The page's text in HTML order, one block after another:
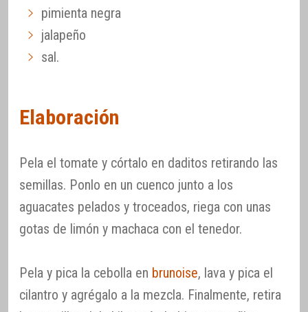
pimienta negra
jalapeño
sal.
Elaboración
Pela el tomate y córtalo en daditos retirando las
semillas. Ponlo en un cuenco junto a los
aguacates pelados y troceados, riega con unas
gotas de limón y machaca con el tenedor.
Pela y pica la cebolla en brunoise, lava y pica el
cilantro y agrégalo a la mezcla. Finalmente, retira